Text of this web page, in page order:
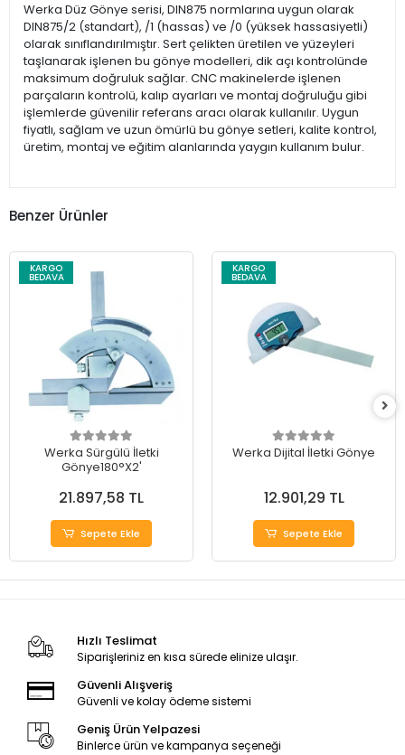
Werka Düz Gönye serisi, DIN875 normlarına uygun olarak
DIN875/2 (standart), /1 (hassas) ve /0 (yüksek hassasiyetli)
olarak sınıflandırılmıştır. Sert çelikten üretilen ve yüzeyleri
taşlanarak işlenen bu gönye modelleri, dik açı kontrolünde
maksimum doğruluk sağlar. CNC makinelerde işlenen
parçaların kontrolü, kalıp ayarları ve montaj doğruluğu gibi
işlemlerde güvenilir referans aracı olarak kullanılır. Uygun
fiyatlı, sağlam ve uzun ömürlü bu gönye setleri, kalite kontrol,
üretim, montaj ve eğitim alanlarında yaygın kullanım bulur.
Benzer Ürünler
KARGO
BEDAVA
Werka Sürgülü İletki
Gönye180°X2'
21.897,58 TL
Sepete Ekle
KARGO
BEDAVA
Werka Dijital İletki Gönye
12.901,29 TL
Sepete Ekle
Hızlı Teslimat
Siparişleriniz en kısa sürede elinize ulaşır.
Güvenli Alışveriş
Güvenli ve kolay ödeme sistemi
Geniş Ürün Yelpazesi
Binlerce ürün ve kampanya seçeneği